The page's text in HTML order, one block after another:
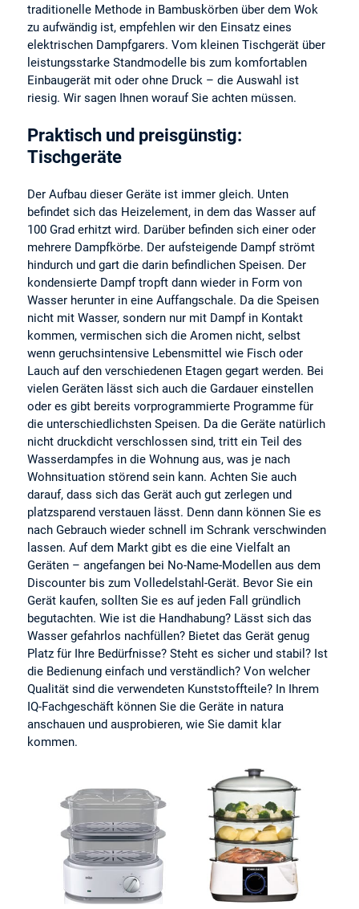
traditionelle Methode in Bambuskörben über dem Wok
zu aufwändig ist, empfehlen wir den Einsatz eines
elektrischen Dampfgarers. Vom kleinen Tischgerät über
leistungsstarke Standmodelle bis zum komfortablen
Einbaugerät mit oder ohne Druck – die Auswahl ist
riesig. Wir sagen Ihnen worauf Sie achten müssen.
Praktisch und preisgünstig:
Tischgeräte
Der Aufbau dieser Geräte ist immer gleich. Unten
befindet sich das Heizelement, in dem das Wasser auf
100 Grad erhitzt wird. Darüber befinden sich einer oder
mehrere Dampfkörbe. Der aufsteigende Dampf strömt
hindurch und gart die darin befindlichen Speisen. Der
kondensierte Dampf tropft dann wieder in Form von
Wasser herunter in eine Auffangschale. Da die Speisen
nicht mit Wasser, sondern nur mit Dampf in Kontakt
kommen, vermischen sich die Aromen nicht, selbst
wenn geruchsintensive Lebensmittel wie Fisch oder
Lauch auf den verschiedenen Etagen gegart werden. Bei
vielen Geräten lässt sich auch die Gardauer einstellen
oder es gibt bereits vorprogrammierte Programme für
die unterschiedlichsten Speisen. Da die Geräte natürlich
nicht druckdicht verschlossen sind, tritt ein Teil des
Wasserdampfes in die Wohnung aus, was je nach
Wohnsituation störend sein kann. Achten Sie auch
darauf, dass sich das Gerät auch gut zerlegen und
platzsparend verstauen lässt. Denn dann können Sie es
nach Gebrauch wieder schnell im Schrank verschwinden
lassen. Auf dem Markt gibt es die eine Vielfalt an
Geräten – angefangen bei No-Name-Modellen aus dem
Discounter bis zum Volledelstahl-Gerät. Bevor Sie ein
Gerät kaufen, sollten Sie es auf jeden Fall gründlich
begutachten. Wie ist die Handhabung? Lässt sich das
Wasser gefahrlos nachfüllen? Bietet das Gerät genug
Platz für Ihre Bedürfnisse? Steht es sicher und stabil? Ist
die Bedienung einfach und verständlich? Von welcher
Qualität sind die verwendeten Kunststoffteile? In Ihrem
IQ-Fachgeschäft können Sie die Geräte in natura
anschauen und ausprobieren, wie Sie damit klar
kommen.